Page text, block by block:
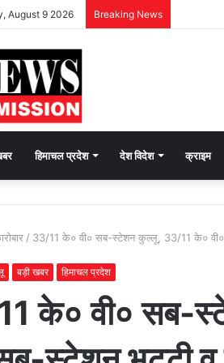
August 9 2026 Breaking News
हिमाचल प्रदेश देश विदेश क्राइम
/ 33/11 के० वी० सब-स्टेशन कुल्लू, 33/11 के० वी०
बड़ी खबर हिमाचल प्रदेश
के० वी० सब-